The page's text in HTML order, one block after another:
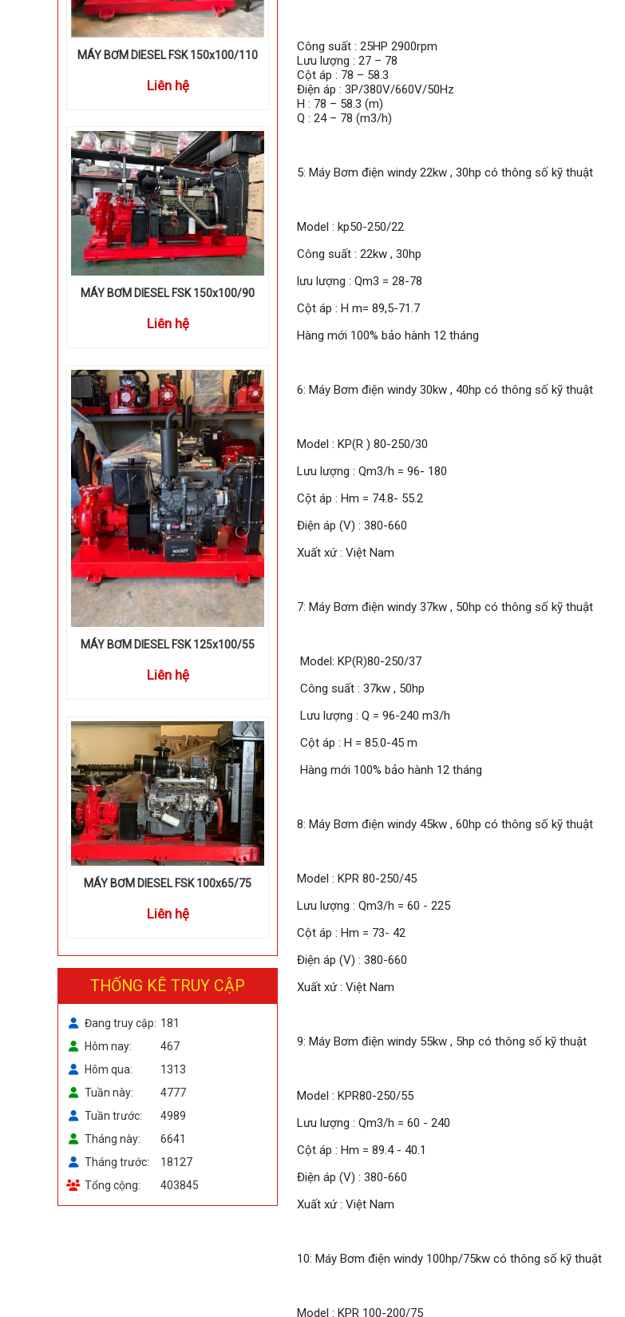
MÁY BƠM DIESEL FSK 150x100/110
Liên hệ
MÁY BƠM DIESEL FSK 150x100/90
Liên hệ
MÁY BƠM DIESEL FSK 125x100/55
Liên hệ
MÁY BƠM DIESEL FSK 100x65/75
Liên hệ
THỐNG KÊ TRUY CẬP
Đang truy cập
181
Hôm nay
467
Hôm qua
1313
Tuần này
4777
Tuần trước
4989
Tháng này
6641
Tháng trước
18127
Tổng cộng
403845
Công suất : 25HP 2900rpm
Lưu lượng : 27 – 78
Cột áp : 78 – 58.3
Điện áp : 3P/380V/660V/50Hz
H : 78 – 58.3 (m)
Q : 24 – 78 (m3/h)
5: Máy Bơm điện windy 22kw , 30hp có thông số kỹ thuật
Model : kp50-250/22
Công suất : 22kw , 30hp
lưu lượng : Qm3 = 28-78
Cột áp : H m= 89,5-71.7
Hàng mới 100% bảo hành 12 tháng
6: Máy Bơm điện windy 30kw , 40hp có thông số kỹ thuật
Model : KP(R ) 80-250/30
Lưu lượng : Qm3/h = 96- 180
Cột áp : Hm = 74.8- 55.2
Điện áp (V) : 380-660
Xuất xứ : Việt Nam
7: Máy Bơm điện windy 37kw , 50hp có thông số kỹ thuật
Model: KP(R)80-250/37
Công suất : 37kw , 50hp
Lưu lượng : Q = 96-240 m3/h
Cột áp : H = 85.0-45 m
Hàng mới 100% bảo hành 12 tháng
8: Máy Bơm điện windy 45kw , 60hp có thông số kỹ thuật
Model : KPR 80-250/45
Lưu lượng : Qm3/h = 60 - 225
Cột áp : Hm = 73- 42
Điện áp (V) : 380-660
Xuất xứ : Việt Nam
9: Máy Bơm điện windy 55kw , 5hp có thông số kỹ thuật
Model : KPR80-250/55
Lưu lượng : Qm3/h = 60 - 240
Cột áp : Hm = 89.4 - 40.1
Điện áp (V) : 380-660
Xuất xứ : Việt Nam
10: Máy Bơm điện windy 100hp/75kw có thông số kỹ thuật
Model : KPR 100-200/75